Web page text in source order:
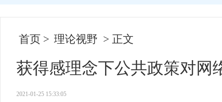
首页 > 理论视野 > 正文
获得感理念下公共政策对网
2021-01-25 15:33:05